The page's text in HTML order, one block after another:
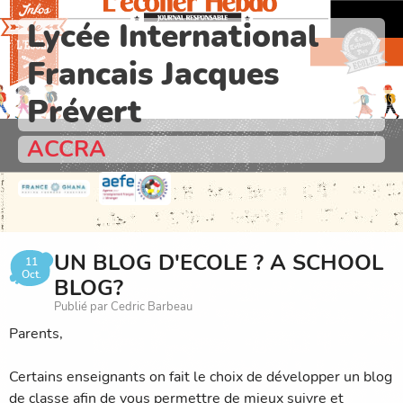
Lycée International
Francais Jacques
Prévert
ACCRA
11
Oct.
UN BLOG D'ECOLE ? A SCHOOL
BLOG?
Publié par Cedric Barbeau
Parents,
Certains enseignants on fait le choix de développer un blog
de classe afin de vous permettre de mieux suivre et